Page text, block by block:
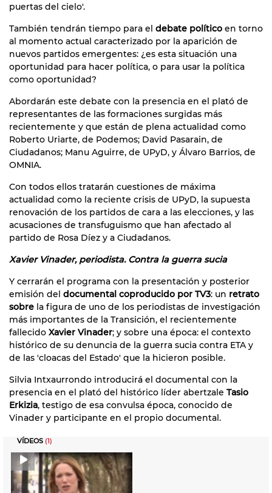
puertas del cielo'.
También tendrán tiempo para el debate político en torno
al momento actual caracterizado por la aparición de
nuevos partidos emergentes: ¿es esta situación una
oportunidad para hacer política, o para usar la política
como oportunidad?
Abordarán este debate con la presencia en el plató de
representantes de las formaciones surgidas más
recientemente y que están de plena actualidad como
Roberto Uriarte, de Podemos; David Pasarain, de
Ciudadanos; Manu Aguirre, de UPyD, y Álvaro Barrios, de
OMNIA.
Con todos ellos tratarán cuestiones de máxima
actualidad como la reciente crisis de UPyD, la supuesta
renovación de los partidos de cara a las elecciones, y las
acusaciones de transfuguismo que han afectado al
partido de Rosa Díez y a Ciudadanos.
Xavier Vinader, periodista. Contra la guerra sucia
Y cerrarán el programa con la presentación y posterior
emisión del documental coproducido por TV3: un retrato
sobre la figura de uno de los periodistas de investigación
más importantes de la Transición, el recientemente
fallecido Xavier Vinader; y sobre una época: el contexto
histórico de su denuncia de la guerra sucia contra ETA y
de las 'cloacas del Estado' que la hicieron posible.
Silvia Intxaurrondo introducirá el documental con la
presencia en el plató del histórico líder abertzale Tasio
Erkizia, testigo de esa convulsa época, conocido de
Vinader y participante en el propio documental.
VÍDEOS (1)